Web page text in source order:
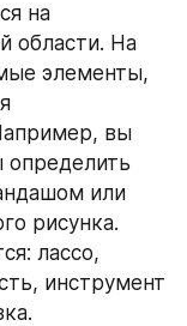
на
области. На
элементы,
вы
определить
или
рисунка.
лассо,
инструмент